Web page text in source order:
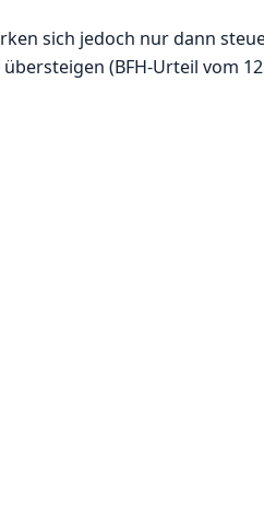
sich jedoch nur dann
(BFH-Urteil vom